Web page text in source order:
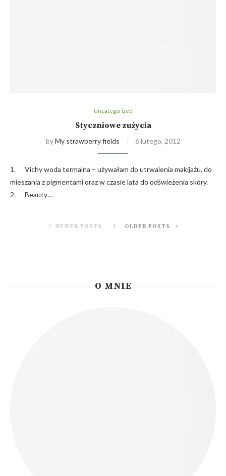
Uncategorized
Styczniowe zużycia
byMy strawberry fields 6 lutego, 2012
1. Vichy woda termalna – używałam do utrwalenia makijażu, do
mieszania z pigmentami oraz w czasie lata do odświeżenia skóry.
2. Beauty…
NEWER POSTS OLDER POSTS
O MNIE